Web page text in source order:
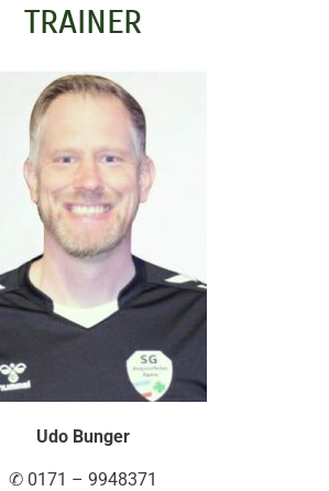
TRAINER
Udo Bunger
✆ 0171 – 9948371